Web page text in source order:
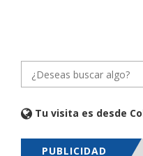
Tu visita es desde
PUBLICIDAD